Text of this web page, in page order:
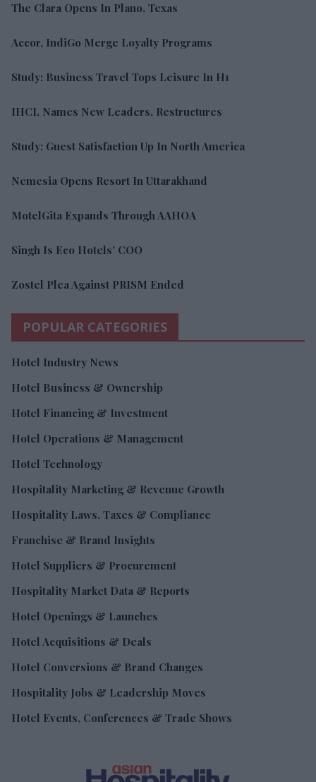
The Clara Opens In Plano, Texas
Accor, IndiGo Merge Loyalty Programs
Study: Business Travel Tops Leisure In H1
IHCL Names New Leaders, Restructures
Study: Guest Satisfaction Up In North America
Nemesia Opens Resort In Uttarakhand
MotelGita Expands Through AAHOA
Singh Is Eco Hotels' COO
Zostel Plea Against PRISM Ended
POPULAR CATEGORIES
Hotel Industry News
Hotel Business & Ownership
Hotel Financing & Investment
Hotel Operations & Management
Hotel Technology
Hospitality Marketing & Revenue Growth
Hospitality Laws, Taxes & Compliance
Franchise & Brand Insights
Hotel Suppliers & Procurement
Hospitality Market Data & Reports
Hotel Openings & Launches
Hotel Acquisitions & Deals
Hotel Conversions & Brand Changes
Hospitality Jobs & Leadership Moves
Hotel Events, Conferences & Trade Shows